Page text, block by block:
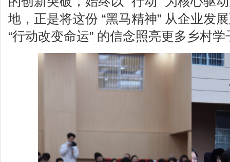
地，正是将这份 “黑马精神” 从企业发
“行动改变命运” 的信念照亮更多乡村